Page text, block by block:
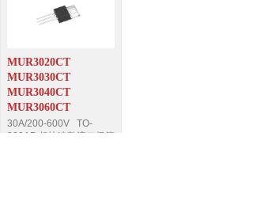
MUR3020CT
MUR3030CT
MUR3040CT
MUR3060CT
30A/200-600V TO-
220AB 超快速整流二极管